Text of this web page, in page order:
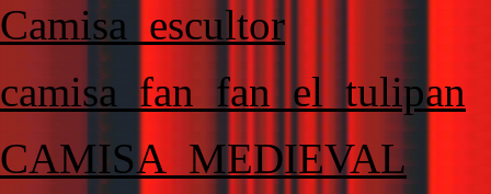
Camisa_escultor
camisa_fan_fan_el_tulipan
CAMISA_MEDIEVAL